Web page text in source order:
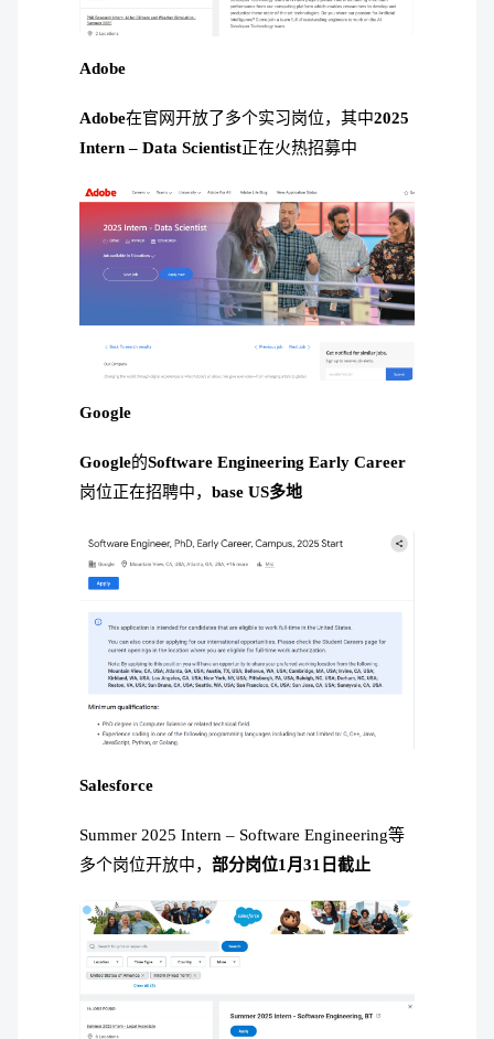
Adobe
Adobe在官网开放了多个实习岗位，其中2025
Intern – Data Scientist正在火热招募中
Google
Google的Software Engineering Early Career
岗位正在招聘中， base US多地
Salesforce
Summer 2025 Intern – Software Engineering等
多个岗位开放中， 部分岗位1月31日截止